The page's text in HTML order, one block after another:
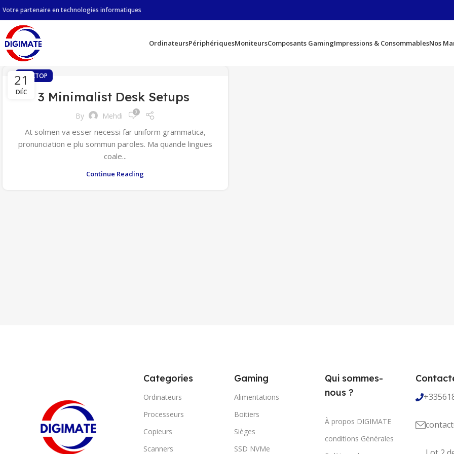
Votre partenaire en technologies informatiques
OrdinateursPériphériquesMoniteursComposants GamingImpressions & ConsommablesNos
21
DÉC
DESKTOP
3 Minimalist Desk Setups
By Mehdi 0
At solmen va esser necessi far uniform grammatica,
pronunciation e plu sommun paroles. Ma quande lingues
coale...
Continue Reading
Categories
Ordinateurs
Processeurs
Copieurs
Scanners
Gaming
Alimentations
Boitiers
Sièges
SSD NVMe
Qui sommes-
nous ?
À propos DIGIMATE
conditions Générales